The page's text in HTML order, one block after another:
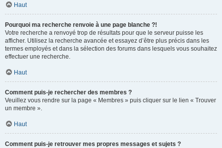
Haut
Pourquoi ma recherche renvoie à une page blanche ?!
Votre recherche a renvoyé trop de résultats pour que le serveur puisse les
afficher. Utilisez la recherche avancée et essayez d’être plus précis dans les
termes employés et dans la sélection des forums dans lesquels vous souhaitez
effectuer une recherche.
Haut
Comment puis-je rechercher des membres ?
Veuillez vous rendre sur la page « Membres » puis cliquer sur le lien « Trouver
un membre ».
Haut
Comment puis-je retrouver mes propres messages et sujets ?